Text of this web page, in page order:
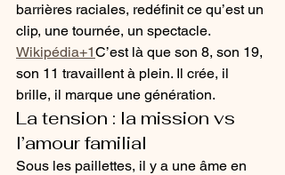
barrières raciales, redéfinit ce qu’est un
clip, une tournée, un spectacle.
Wikipédia+1C’est là que son 8, son 19,
son 11 travaillent à plein. Il crée, il
brille, il marque une génération.
La tension : la mission vs
l’amour familial
Sous les paillettes, il y a une âme en